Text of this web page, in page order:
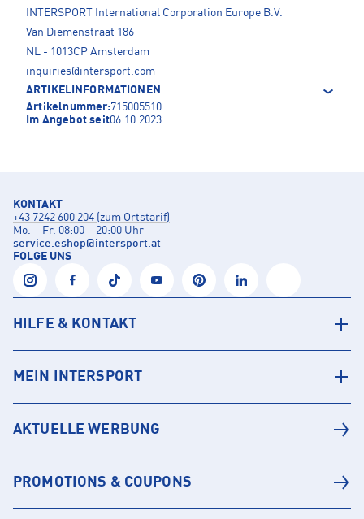
INTERSPORT International Corporation Europe B.V.
Van Diemenstraat 186
NL - 1013CP Amsterdam
inquiries@intersport.com
ARTIKELINFORMATIONEN
Artikelnummer:715005510
Im Angebot seit06.10.2023
KONTAKT
+43 7242 600 204 (zum Ortstarif)
Mo. – Fr. 08:00 – 20:00 Uhr
service.eshop@intersport.at
FOLGE UNS
HILFE & KONTAKT
MEIN INTERSPORT
AKTUELLE WERBUNG
PROMOTIONS & COUPONS